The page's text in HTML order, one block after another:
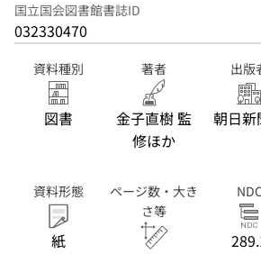
国立国会図書館書誌ID
032330470
資料種別
図書
著者
金子直樹 監
修ほか
出版
朝日新
資料形態
紙
ページ数・大き
さ等